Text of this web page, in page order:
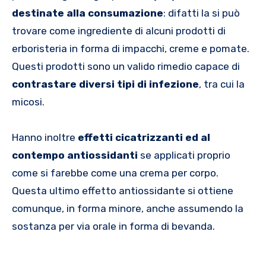
destinate alla consumazione: difatti la si può
trovare come ingrediente di alcuni prodotti di
erboristeria in forma di impacchi, creme e pomate.
Questi prodotti sono un valido rimedio capace di
contrastare diversi tipi di infezione, tra cui la
micosi.
Hanno inoltre effetti cicatrizzanti ed al
contempo antiossidanti se applicati proprio
come si farebbe come una crema per corpo.
Questa ultimo effetto antiossidante si ottiene
comunque, in forma minore, anche assumendo la
sostanza per via orale in forma di bevanda.